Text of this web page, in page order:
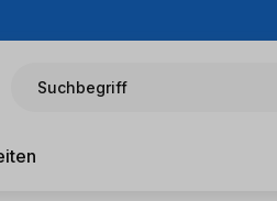
Suchbegriff